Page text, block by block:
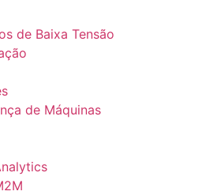
de Baixa Tensão
de Máquinas